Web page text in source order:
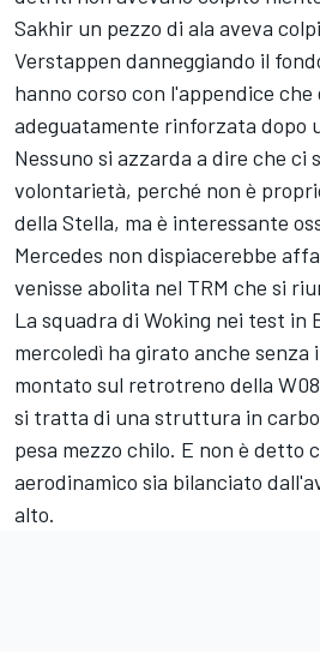
Sakhir un pezzo di ala aveva
Verstappen danneggiando il
hanno corso con l'appendice che
adeguatamente rinforzata dopo
Nessuno si azzarda a dire che ci
volontarietà, perché non è
della Stella, ma è interessante
Mercedes non dispiacerebbe
venisse abolita nel TRM che si
La squadra di Woking nei test in
mercoledì ha girato anche senza
montato sul retrotreno della
si tratta di una struttura in
pesa mezzo chilo. E non è detto
aerodinamico sia bilanciato
alto.